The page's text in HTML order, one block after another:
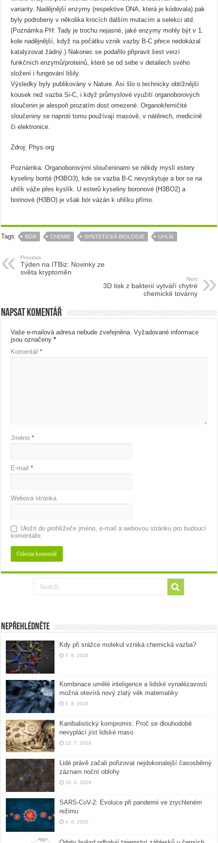
varianty. Nadějnější enzymy (respektive DNA, která je kódovala) pak
byly podrobeny v několika krocích dalším mutacím a selekci atd.
(Poznámka PH: Tady je trochu nejasné, jaké enzymy mohly být v 1.
kole nadějnější, když na počátku vznik vazby B-C přece nedokázal
katalyzovat žádný.) Nakonec se podařilo připravit šest verzí
funkčních enzymů/proteinů, které se od sebe v detailech svého
složení i fungování lišily.
Výsledky byly publikovány v Nature. Asi šlo o technicky obtížnější
kousek než vazba Si-C, i když průmyslové využití organoborových
sloučenin je alespoň prozatím dost omezené. Organokřemičité
sloučeniny se naproti tomu používají masově, v nátěrech, medicíně
či elektronice.
Zdroj: Phys.org
Poznámka: Organoborovými sloučeninami se někdy myslí estery
kyseliny borité (H3BO3), kde se vazba B-C nevyskytuje a bor se na
uhlík váže přes kyslík. U esterů kyseliny boronové (H3BO2) a
borinové (H3BO) je však bór vázán k uhlíku přímo.
Tags BÓR CHEMIE SYNTETICKÁ BIOLOGIE UHLÍK
Previous
Týden na ITBiz: Novinky ze
světa kryptoměn
Next
3D tisk z bakterií vytváří chytré
chemické továrny
Napsat komentář
Vaše e-mailová adresa nebude zveřejněna. Vyžadované informace
jsou označeny*
Komentář*
Jméno*
E-mail*
Webová stránka
Uložit do prohlížeče jméno, e-mail a webovou stránku pro budoucí
komentáře.
Nepřehlédněte
Kdy při srážce molekul vzniká chemická vazba?
7. 8. 2026
Kombinace umělé inteligence a lidské vynalézavosti
možná otevírá nový zlatý věk matematiky
5. 8. 2026
Kanibalistický kompromis: Proč se dlouhodobě
nevyplácí jíst lidské maso
10. 7. 2026
Lidé právě začali pořizovat nejdokonalejší časosběrný
záznam noční oblohy
30. 6. 2026
SARS-CoV-2: Evoluce při pandemii ve zrychleném
režimu
4. 6. 2026